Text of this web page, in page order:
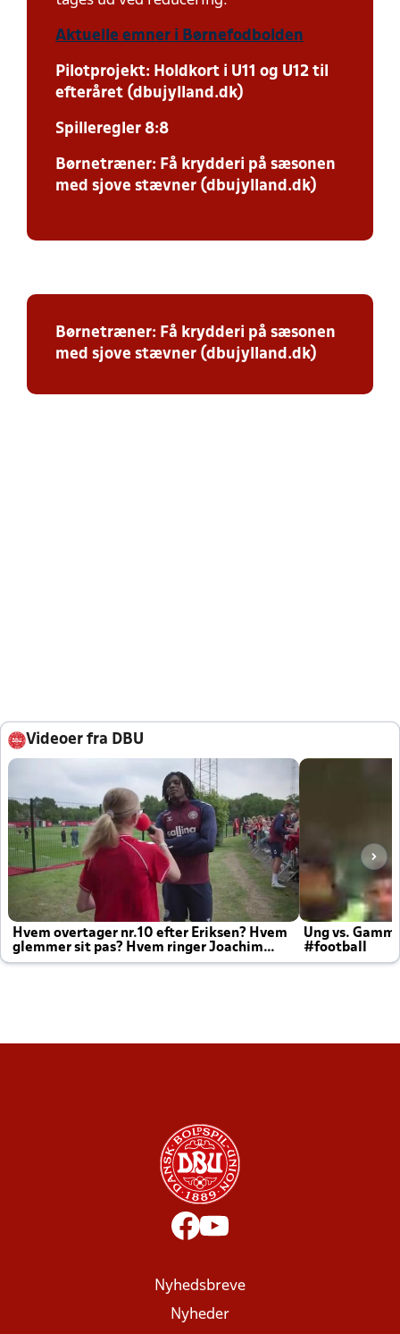
Aktuelle emner i Børnefodbolden
Pilotprojekt: Holdkort i U11 og U12 til
efteråret (dbujylland.dk)
Spilleregler 8:8
Børnetræner: Få krydderi på sæsonen
med sjove stævner (dbujylland.dk)
Børnetræner: Få krydderi på sæsonen
med sjove stævner (dbujylland.dk)
Videoer fra DBU
Hvem overtager nr.10 efter Eriksen? Hvem
glemmer sit pas? Hvem ringer Joachim
altid til efter kampe?
Ung vs.
#football
Nyhedsbreve
Nyheder